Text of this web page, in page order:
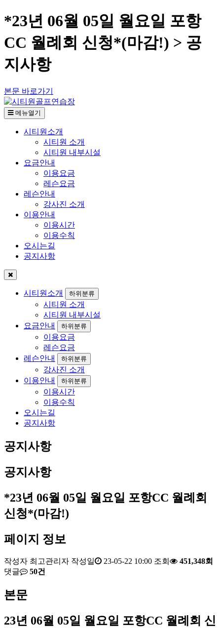
*23년 06월 05일 월요일 포항
CC 월례회 신청*(마감!) > 공
지사항
본문 바로가기
메뉴열기
시티원소개
시티원 소개
시티원 내부시설
요금안내
이용요금
레슨요금
레슨안내
강사진 소개
이용안내
이용시간
이용수칙
오시는길
공지사항
시티원소개 하위분류
시티원 소개
시티원 내부시설
요금안내
하위분류
이용요금
레슨요금
레슨안내
하위분류
강사진 소개
이용안내
하위분류
이용시간
이용수칙
오시는길
공지사항
공지사항
공지사항
*23년 06월 05일 월요일 포항CC 월례회
신청*(마감!)
페이지 정보
작성자 최고관리자 작성일 23-05-22 10:00 조회
451,348회
댓글
50건
본문
23년 06월 05일 월요일 포항CC 월례회 신